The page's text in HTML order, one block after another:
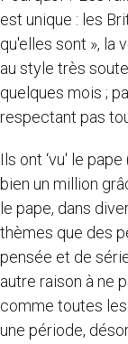
est unique : les
qu'elles sont », la
au style très
quelques mois ;
respectant pas
Ils ont ‘vu' le
bien un million
le pape, dans
thèmes que des
pensée et de
autre raison à ne
comme toutes
une période,